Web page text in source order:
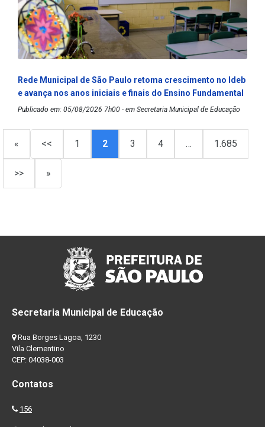
Rede Municipal de São Paulo retoma crescimento no Ideb
e avança nos anos iniciais e finais do Ensino Fundamental
Publicado em: 05/08/2026 7h00 - em Secretaria Municipal de Educação
« << 1 2 3 4 … 1.685
>> »
Secretaria Municipal de Educação
Rua Borges Lagoa, 1230
Vila Clementino
CEP: 04038-003
Contatos
156